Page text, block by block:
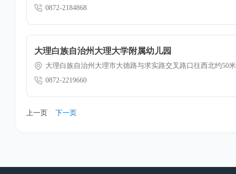
0872-2184868
大理白族自治州大理大学附属幼儿园
大理白族自治州大理市大德路与求实路交叉路口往西北约50米
0872-2219660
上一页 下一页